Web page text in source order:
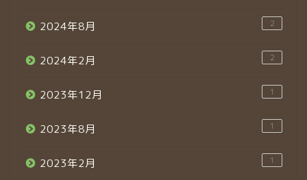
2024年8月 2
2024年2月 2
2023年12月 1
2023年8月 1
2023年2月 1